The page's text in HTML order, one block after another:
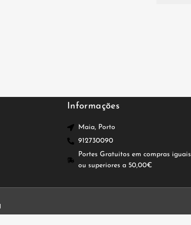
Informações
Maia, Porto
912730090
Portes Gratuitos em compras iguais
ou superiores a 50,00€